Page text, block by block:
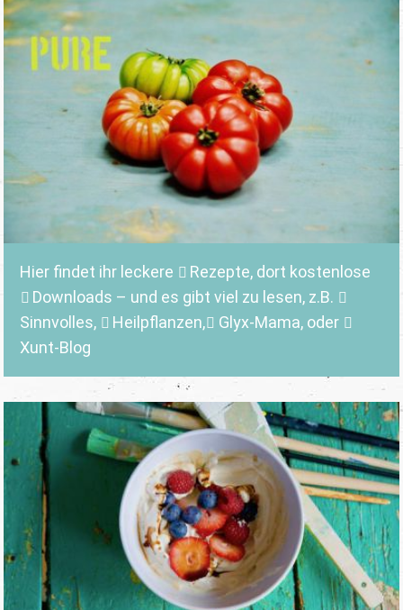
Hier findet ihr leckere Rezepte, dort kostenlose
Downloads – und es gibt viel zu lesen, z.B.
Sinnvolles, Heilpflanzen, Glyx-Mama,oder
Xunt-Blog